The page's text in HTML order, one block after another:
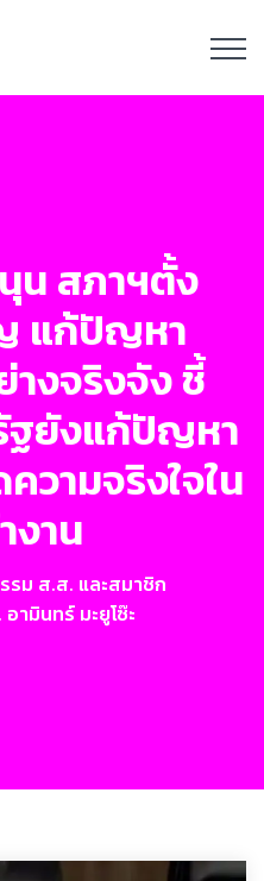
น สภาฯตั้ง
แก้ปัญหา
งจริงจัง ชี้
ฐยังแก้ปัญหา
วามจริงใจใน
งาน
รม ส.ส. และสมาชิก
ามินทร์ มะยูโซ๊ะ